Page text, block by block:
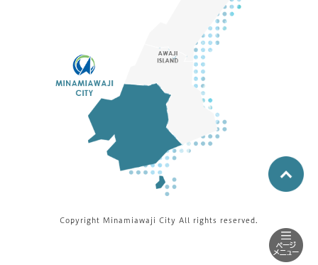
消
Copyright Minamiawaji City All rights reserved.